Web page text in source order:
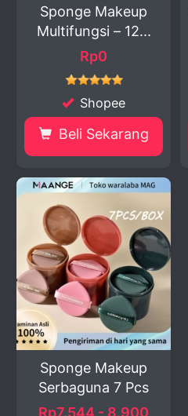
Sponge Makeup
Multifungsi – 12...
Rp0
Shopee
Beli Sekarang
Sponge Makeup
Serbaguna 7 Pcs
Rp7.544 - 8.900